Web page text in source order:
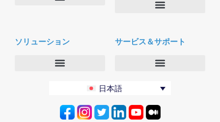
パートナー
セキュリティおよびプライバシー
ソリューション
プロダクティビティツール
サービス＆サポート
デルタパス University
ソフトウェアダウンロード
日本語